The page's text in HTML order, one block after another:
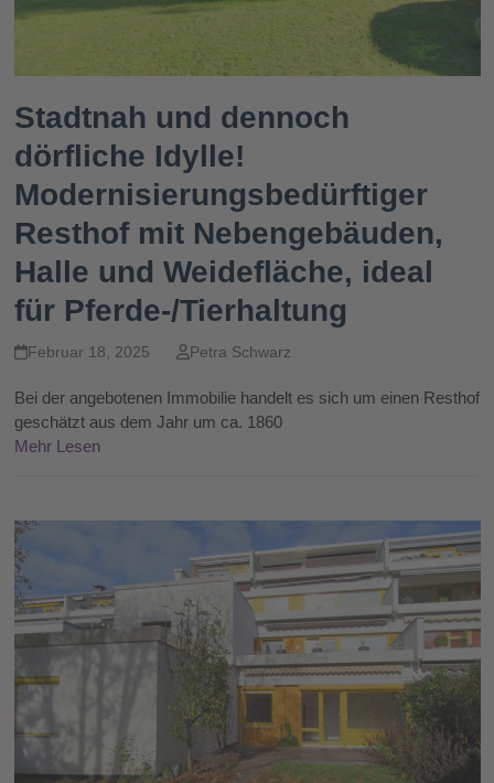
Stadtnah und dennoch
dörfliche Idylle!
Modernisierungsbedürftiger
Resthof mit Nebengebäuden,
Halle und Weidefläche, ideal
für Pferde-/Tierhaltung
Februar 18, 2025 Petra Schwarz
Bei der angebotenen Immobilie handelt es sich um einen Resthof
geschätzt aus dem Jahr um ca. 1860
Mehr Lesen